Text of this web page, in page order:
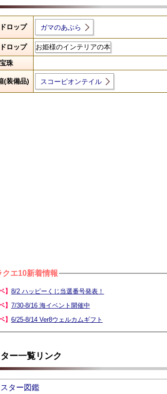
ロップ ガマのあぶら
ロップ お姫様のインテリアの本
宝珠
(装備品) スコーピオンテイル
クエ10新着情報
】 8/2 ハッピーくじ当選番号発表！
】 7/30-8/16 海イベント開催中
】 6/25-8/14 Ver8ウェルカムギフト
ー一覧リンク
ター図鑑